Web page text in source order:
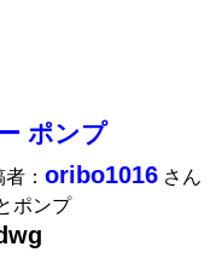
ポンプ
： oribo1016 さん
ポンプ